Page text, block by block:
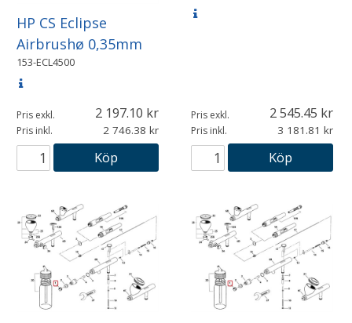
HP CS Eclipse
Airbrushø 0,35mm
153-ECL4500
Pris exkl. 2 197.10
Pris inkl. 2 746.38
Köp
Pris exkl. 2 545.45
Pris inkl. 3 181.81
Köp